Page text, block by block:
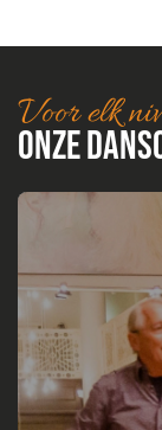
Voor elk
Onze